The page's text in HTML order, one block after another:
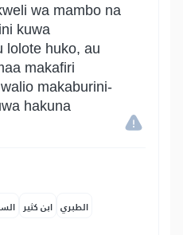
wa mambo na
kuwa
lolote huko, au
makafiri
makaburini-
hakuna
ابن كثير الطبري